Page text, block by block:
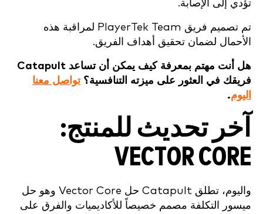
تؤدي إلى الإصابة.
تم تصميم فريق PlayerTek Team لمراقبة هذه
الأحمال لضمان تحقيق أهداف الفريق.
هل أنت مهتم بمعرفة كيف يمكن أن تساعد Catapult
فريقك في العثور على ميزته التنافسية؟تواصل معنا
اليوم.
آخر تحديث للمنتج:
VECTOR CORE
واليوم، تطلق Catapult حل Vector Core وهو حل
ميسور التكلفة مصمم خصيصاً للأكاديميات والفرق على